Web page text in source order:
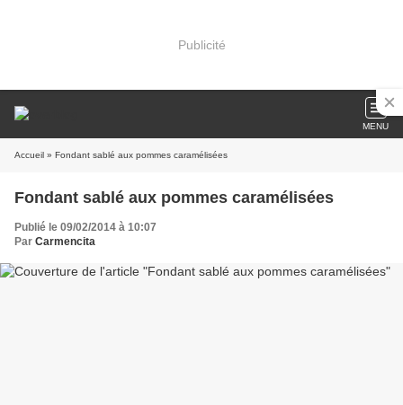
Publicité
MENU
Accueil » Fondant sablé aux pommes caramélisées
Fondant sablé aux pommes caramélisées
Publié le 09/02/2014 à 10:07
Par Carmencita